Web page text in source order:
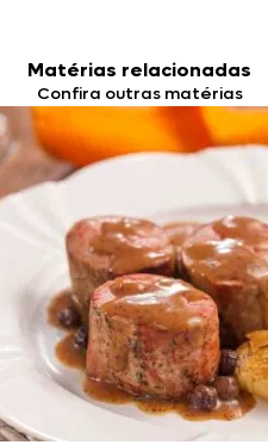
Matérias relacionadas
Confira outras matérias